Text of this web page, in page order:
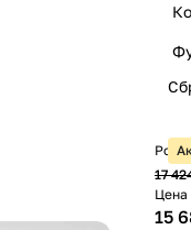
17
Цена
15